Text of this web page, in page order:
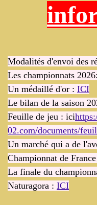
Modalités d'envoi des
Les championnats 2026:
Un médaillé d'or : ICI
Le bilan de la saison
Feuille de jeu : ici
02.com/documents/
Un marché qui a de
Championnat de
La finale du
Naturagora : ICI